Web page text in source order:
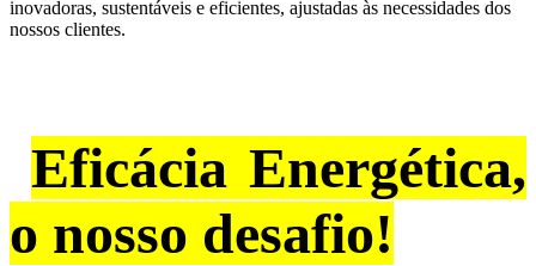
inovadoras, sustentáveis e eficientes, ajustadas às necessidades dos
nossos clientes.
Eficácia Energética,
o nosso desafio!